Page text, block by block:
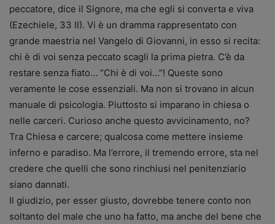
peccatore, dice il Signore, ma che egli si converta e viva
(Ezechiele, 33 II). Vi è un dramma rappresentato con
grande maestria nel Vangelo di Giovanni, in esso si recita:
chi è di voi senza peccato scagli la prima pietra. C’è da
restare senza fiato… “Chi è di voi…”! Queste sono
veramente le cose essenziali. Ma non si trovano in alcun
manuale di psicologia. Piuttosto si imparano in chiesa o
nelle carceri. Curioso anche questo avvicinamento, no?
Tra Chiesa e carcere; qualcosa come mettere insieme
inferno e paradiso. Ma l’errore, il tremendo errore, sta nel
credere che quelli che sono rinchiusi nel penitenziario
siano dannati.
Il giudizio, per esser giusto, dovrebbe tenere conto non
soltanto del male che uno ha fatto, ma anche del bene che